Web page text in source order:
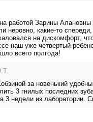
работой Зарины
неровно, какие-то
на дискомфорт,
наш уже четвертый
всего полгода!
за новенький
3 гнилых последних
3 недели из лаборатории.